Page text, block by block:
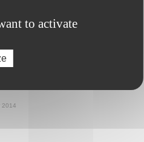
2014
to activate